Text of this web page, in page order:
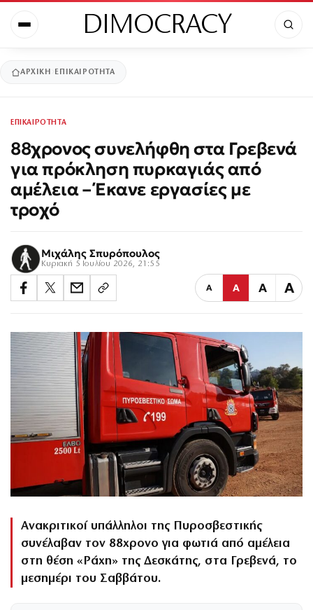
DIMOCRACY
ΑΡΧΙΚΉ ΕΠΙΚΑΙΡΟΤΗΤΑ
ΕΠΙΚΑΙΡΟΤΗΤΑ
88χρονος συνελήφθη στα Γρεβενά
για πρόκληση πυρκαγιάς από
αμέλεια – Έκανε εργασίες με
τροχό
Μιχάλης Σπυρόπουλος
Κυριακή 5 Ιουλίου 2026, 21:55
Α Α Α Α
Ανακριτικοί υπάλληλοι της Πυροσβεστικής
συνέλαβαν τον 88χρονο για φωτιά από αμέλεια
στη θέση «Ράχη» της Δεσκάτης, στα Γρεβενά, το
μεσημέρι του Σαββάτου.